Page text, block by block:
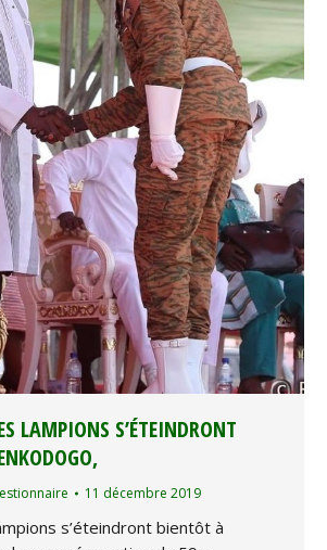
LAMPIONS S’ÉTEINDRONT
11 décembre 2019
s’éteindront bientôt à